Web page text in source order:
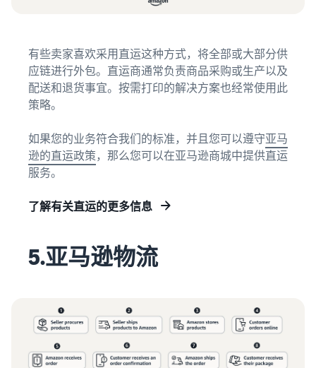
有些卖家喜欢采用直运这种方式，将全部或大部分供
应链进行外包。直运商通常负责商品采购或生产以及
配送和退货事宜。按需打印的解决方案也经常使用此
策略。
如果您的业务符合我们的标准，并且您可以遵守亚马
逊的直运政策 ，那么您可以在亚马逊商城中提供直运
服务。
了解有关直运的更多信息
5.亚马逊物流